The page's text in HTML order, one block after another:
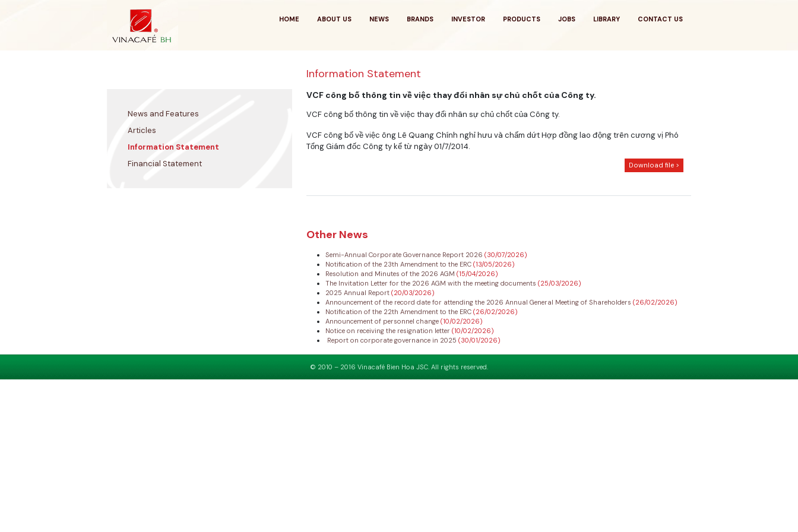
HOME ABOUT US NEWS BRANDS INVESTOR PRODUCTS JOBS LIBRARY CONTACT US
Information Statement
News and Features
Articles
Information Statement
Financial Statement
VCF công bố thông tin về việc thay đổi nhân sự chủ chốt của Công ty.
VCF công bố thông tin về việc thay đổi nhân sự chủ chốt của Công ty.
VCF công bố về việc ông Lê Quang Chính nghỉ hưu và chấm dứt Hợp đồng lao động trên cương vị Phó
Tổng Giám đốc Công ty kể từ ngày 01/7/2014.
Download file >
Other News
Semi-Annual Corporate Governance Report 2026 (30/07/2026)
Notification of the 23th Amendment to the ERC (13/05/2026)
Resolution and Minutes of the 2026 AGM (15/04/2026)
The Invitation Letter for the 2026 AGM with the meeting documents (25/03/2026)
2025 Annual Report (20/03/2026)
Announcement of the record date for attending the 2026 Annual General Meeting of Shareholders (26/02/2026)
Notification of the 22th Amendment to the ERC (26/02/2026)
Announcement of personnel change (10/02/2026)
Notice on receiving the resignation letter (10/02/2026)
Report on corporate governance in 2025 (30/01/2026)
© 2010 – 2016 Vinacafé Bien Hoa JSC. All rights reserved.